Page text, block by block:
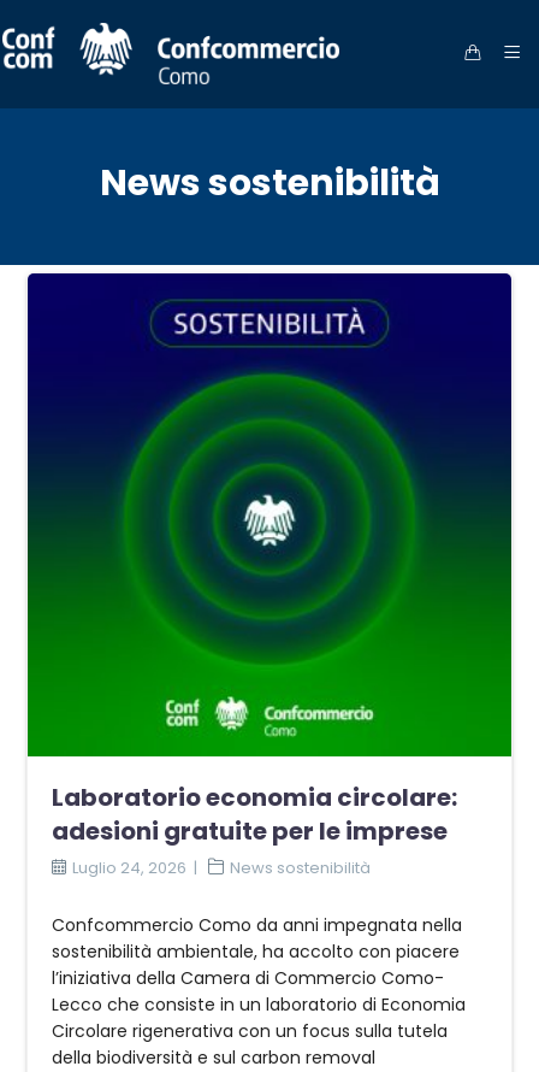
News sostenibilità
Laboratorio economia circolare:
adesioni gratuite per le imprese
Luglio 24, 2026 News sostenibilità
Confcommercio Como da anni impegnata nella
sostenibilità ambientale, ha accolto con piacere
l’iniziativa della Camera di Commercio Como-
Lecco che consiste in un laboratorio di Economia
Circolare rigenerativa con un focus sulla tutela
della biodiversità e sul carbon removal